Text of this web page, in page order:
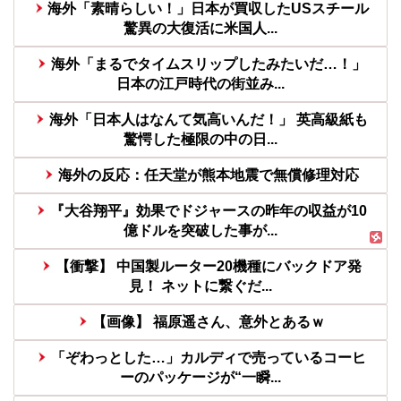
海外「素晴らしい！」日本が買収したUSスチール
驚異の大復活に米国人...
海外「まるでタイムスリップしたみたいだ…！」
日本の江戸時代の街並み...
海外「日本人はなんて気高いんだ！」 英高級紙も
驚愕した極限の中の日...
海外の反応：任天堂が熊本地震で無償修理対応
『大谷翔平』効果でドジャースの昨年の収益が10
億ドルを突破した事が...
【衝撃】 中国製ルーター20機種にバックドア発
見！ ネットに繋ぐだ...
【画像】 福原遥さん、意外とあるｗ
「ぞわっとした…」カルディで売っているコーヒ
ーのパッケージが“一瞬...